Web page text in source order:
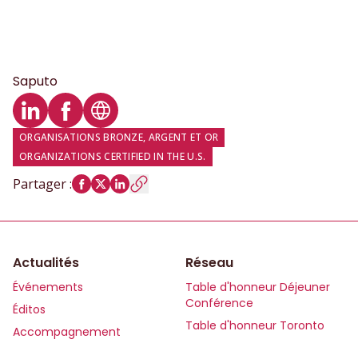
Saputo
Profil LinkedIn
Profil Facebook
Site web
ORGANISATIONS BRONZE, ARGENT ET OR
ORGANIZATIONS CERTIFIED IN THE U.S.
Partager:
Actualités
Événements
Éditos
Accompagnement
Réseau
Table d'honneur Déjeuner
Conférence
Table d'honneur Toronto